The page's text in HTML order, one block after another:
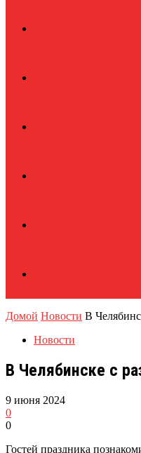
Домой Новости В
Новости
В Челябинске с
9 июня 2024
0
0
Гостей праздника